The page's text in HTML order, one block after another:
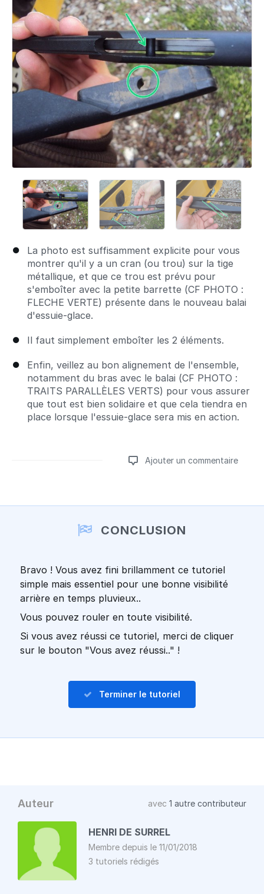
La photo est suffisamment explicite pour vous
montrer qu'il y a un cran (ou trou) sur la tige
métallique, et que ce trou est prévu pour
s'emboîter avec la petite barrette (CF PHOTO :
FLECHE VERTE) présente dans le nouveau balai
d'essuie-glace.
Il faut simplement emboîter les 2 éléments.
Enfin, veillez au bon alignement de l'ensemble,
notamment du bras avec le balai (CF PHOTO :
TRAITS PARALLÈLES VERTS) pour vous assurer
que tout est bien solidaire et que cela tiendra en
place lorsque l'essuie-glace sera mis en action.
Ajouter un commentaire
CONCLUSION
Bravo ! Vous avez fini brillamment ce tutoriel
simple mais essentiel pour une bonne visibilité
arrière en temps pluvieux..
Vous pouvez rouler en toute visibilité.
Si vous avez réussi ce tutoriel, merci de cliquer
sur le bouton "Vous avez réussi.." !
Terminer le tutoriel
Auteur avec 1 autre contributeur
HENRI DE SURREL
Membre depuis le 11/01/2018
3 tutoriels rédigés